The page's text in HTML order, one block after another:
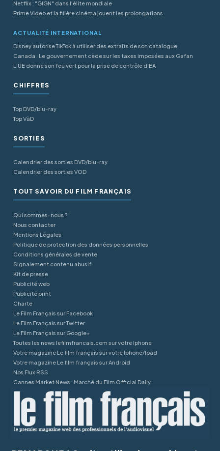
Netflix : "GIGN" dans l'élite mondiale
Prime Video et la filière cinéma jouent les prolongations
ACTUALITÉ INTERNATIONAL
Disney autorise TikTok à utiliser des extraits de son catalogue
Canada : Le gouvernement cède sur les taxes imposées aux Gafan
L’UE donne son feu vert pour la prise de contrôle d’EA
CHIFFRES
Top DVD/blu-ray
Top VàD
SORTIES
Calendrier des sorties DVD/blu-ray
Calendrier des sorties VOD
TOUT SAVOIR DU FILM FRANÇAIS
Qui sommes-nous ?
Nous contacter
Mentions Légales
Politique de protection des données personnelles
Conditions générales de vente
Signalement contenu abusif
Kit de presse
Publicité web
Publicité print
Charte
Le Film Français sur Facebook
Le Film Français sur Twitter
Le Film Français sur Google+
Toutes les news lefilmfrancais.com sur votre Iphone
Votre magazine Le film français sur votre Iphone/Ipad
Votre magazine Le film français sur Android
Nos Flux RSS
Cannes Market News : Marché du Film Official Daily